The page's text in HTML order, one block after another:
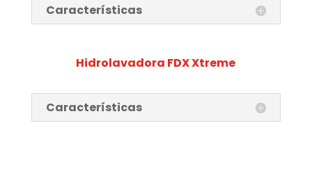
Características
Hidrolavadora FDX Xtreme
Características